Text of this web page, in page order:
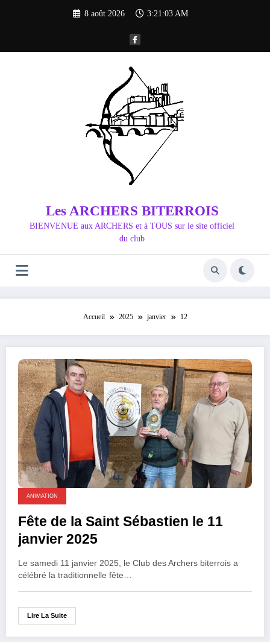
8 août 2026 3:21:03 AM
Les ARCHERS BITERROIS
BIENVENUE aux ARCHERS et à TOUS sur le site officiel
du club
Accueil 2025 janvier 12
ANIMATION
Fête de la Saint Sébastien le 11
janvier 2025
Le samedi 11 janvier 2025, le Club des Archers biterrois a
célébré la traditionnelle fête…
Lire La Suite